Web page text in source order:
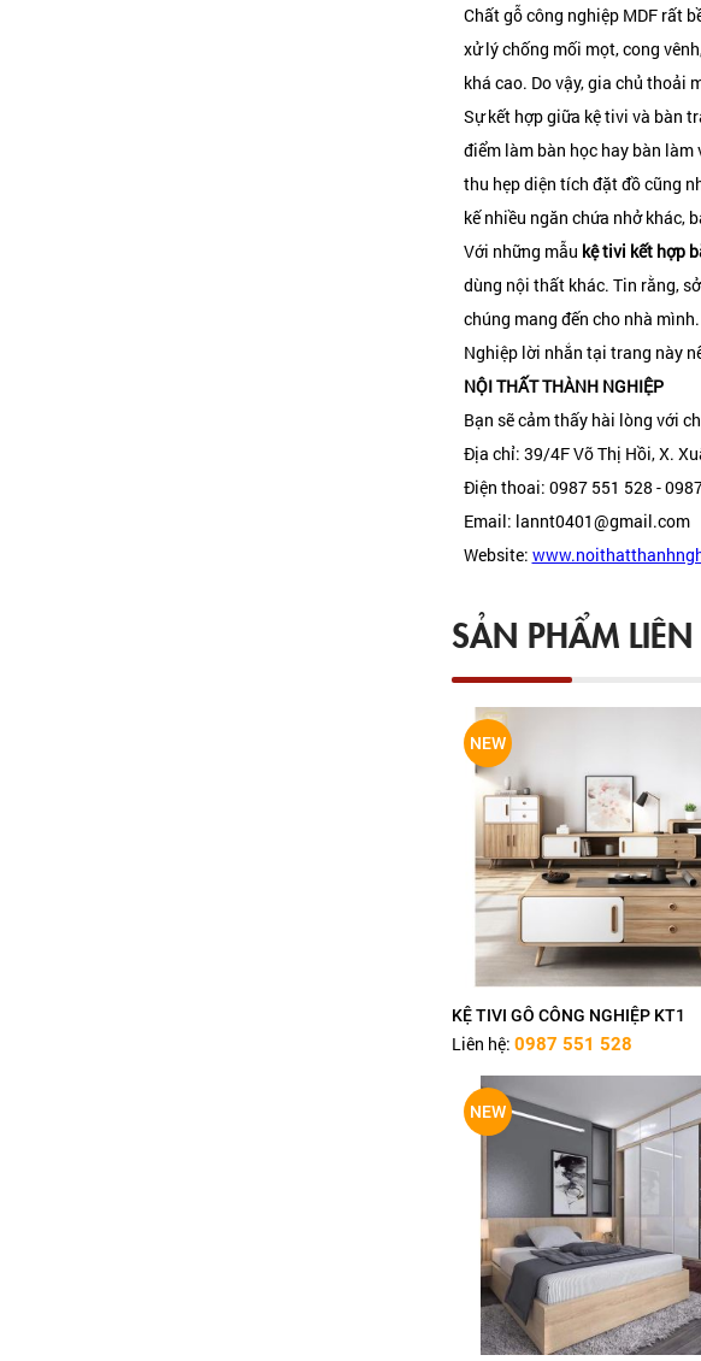
Chất gỗ công nghiệp MDF rất
xử lý chống mối mọt, cong
khá cao. Do vậy, gia chủ thoải
Sự kết hợp giữa kệ tivi và bàn
điểm làm bàn học hay bàn
thu hẹp diện tích đặt đồ cũng
kế nhiều ngăn chứa nhở khác,
Với những mẫu kệ tivi kết hợp
dùng nội thất khác. Tin rằng,
chúng mang đến cho nhà
Nghiệp lời nhắn tại trang này
NỘI THẤT THÀNH NGHIỆP
Bạn sẽ cảm thấy hài lòng với
Địa chỉ: 39/4F Võ Thị Hồi, X.
Điện thoai: 0987 551 528 -
Email: lannt0401@gmail.com
Website:
SẢN PHẨM
NEW
KỆ TIVI GỖ CÔNG NGHIỆP KT1
Liên hệ: 0987 551 528
NEW